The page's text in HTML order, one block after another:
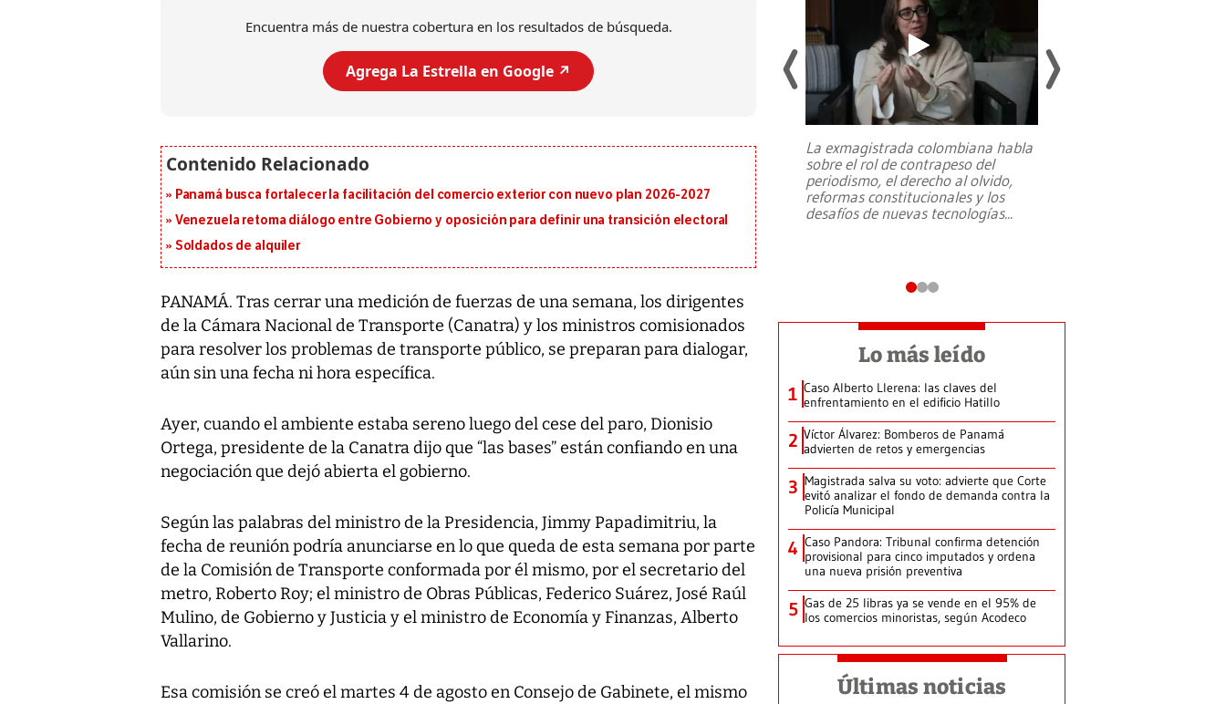
Encuentra más de nuestra cobertura en los resultados de búsqueda.
Agrega La Estrella en Google ↗️
Panamá busca fortalecer la facilitación del comercio exterior con nuevo plan 2026-2027
Venezuela retoma diálogo entre Gobierno y oposición para definir una transición electoral
Soldados de alquiler
PANAMÁ. Tras cerrar una medición de fuerzas de una semana, los dirigentes
de la Cámara Nacional de Transporte (Canatra) y los ministros comisionados
para resolver los problemas de transporte público, se preparan para dialogar,
aún sin una fecha ni hora específica.
Ayer, cuando el ambiente estaba sereno luego del cese del paro, Dionisio
Ortega, presidente de la Canatra dijo que “las bases” están confiando en una
negociación que dejó abierta el gobierno.
Según las palabras del ministro de la Presidencia, Jimmy Papadimitriu, la
fecha de reunión podría anunciarse en lo que queda de esta semana por parte
de la Comisión de Transporte conformada por él mismo, por el secretario del
metro, Roberto Roy; el ministro de Obras Públicas, Federico Suárez, José Raúl
Mulino, de Gobierno y Justicia y el ministro de Economía y Finanzas, Alberto
Vallarino.
Esa comisión se creó el martes 4 de agosto en Consejo de Gabinete, el mismo
al sur de Japón, provocando una
La exmagistrada colombiana habla
sobre el rol de contrapeso del
periodismo, el derecho al olvido,
reformas constitucionales y los
desafíos de nuevas tecnologías...
Lo más leído
1 Caso Alberto Llerena: las claves del
enfrentamiento en el edificio Hatillo
2 Víctor Álvarez: Bomberos de Panamá
advierten de retos y emergencias
3 Magistrada salva su voto: advierte que Corte
evitó analizar el fondo de demanda contra la
Policía Municipal
4 Caso Pandora: Tribunal confirma detención
provisional para cinco imputados y ordena
una nueva prisión preventiva
5 Gas de 25 libras ya se vende en el 95% de
los comercios minoristas, según Acodeco
Últimas noticias